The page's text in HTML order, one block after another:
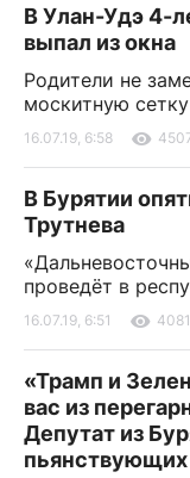
В Улан-Удэ 4-
выпал из окна
Родители не
москитную сетку
16.07.19, 6:58
В Бурятии
Трутнева
проведёт в
16.07.19, 6:51 4081
«Трамп и
вас из
Депутат из